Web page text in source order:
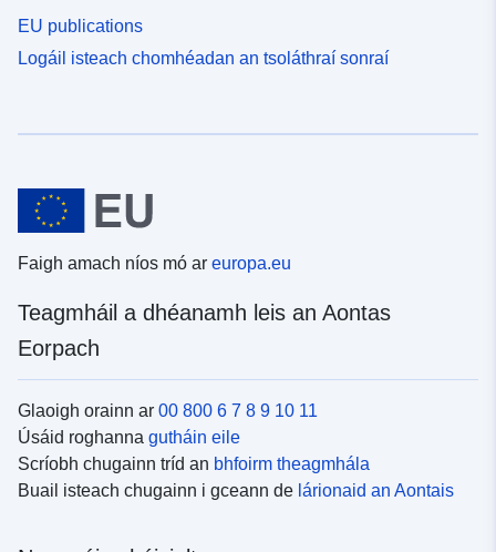
EU publications
Logáil isteach chomhéadan an tsoláthraí sonraí
Faigh amach níos mó ar europa.eu
Teagmháil a dhéanamh leis an Aontas
Eorpach
Glaoigh orainn ar 00 800 6 7 8 9 10 11
Úsáid roghanna gutháin eile
Scríobh chugainn tríd an bhfoirm theagmhála
Buail isteach chugainn i gceann de lárionaid an Aontais